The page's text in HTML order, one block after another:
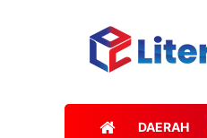
DAERAH